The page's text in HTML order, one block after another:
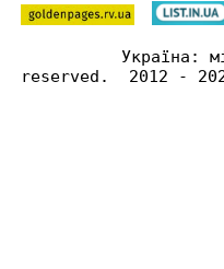
Україна:
reserved. 2012 -